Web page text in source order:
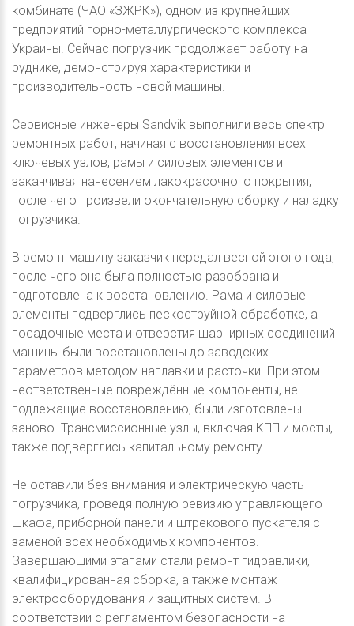
комбинате (ЧАО «ЗЖРК»), одном из крупнейших
предприятий горно-металлургического комплекса
Украины. Сейчас погрузчик продолжает работу на
руднике, демонстрируя характеристики и
производительность новой машины.
Сервисные инженеры Sandvik выполнили весь спектр
ремонтных работ, начиная с восстановления всех
ключевых узлов, рамы и силовых элементов и
заканчивая нанесением лакокрасочного покрытия,
после чего произвели окончательную сборку и наладку
погрузчика.
В ремонт машину заказчик передал весной этого года,
после чего она была полностью разобрана и
подготовлена к восстановлению. Рама и силовые
элементы подверглись пескоструйной обработке, а
посадочные места и отверстия шарнирных соединений
машины были восстановлены до заводских
параметров методом наплавки и расточки. При этом
неответственные повреждённые компоненты, не
подлежащие восстановлению, были изготовлены
заново. Трансмиссионные узлы, включая КПП и мосты,
также подверглись капитальному ремонту.
Не оставили без внимания и электрическую часть
погрузчика, проведя полную ревизию управляющего
шкафа, приборной панели и штрекового пускателя с
заменой всех необходимых компонентов.
Завершающими этапами стали ремонт гидравлики,
квалифицированная сборка, а также монтаж
электрооборудования и защитных систем. В
соответствии с регламентом безопасности на